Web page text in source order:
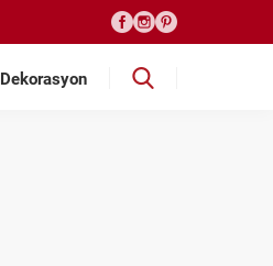
Dekorasyon